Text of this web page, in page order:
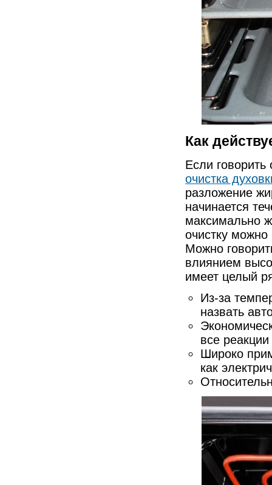
Как
Если говорить
очистка
разложение
начинается
максимально
очистку
Можно
влиянием
имеет целый
Из-за
назвать
все
Широко
как